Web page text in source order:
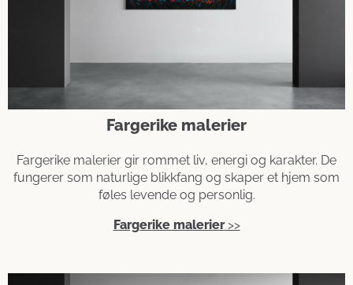
Fargerike malerier
Fargerike malerier gir rommet liv, energi og karakter. De
fungerer som naturlige blikkfang og skaper et hjem som
føles levende og personlig.
Fargerike malerier>>